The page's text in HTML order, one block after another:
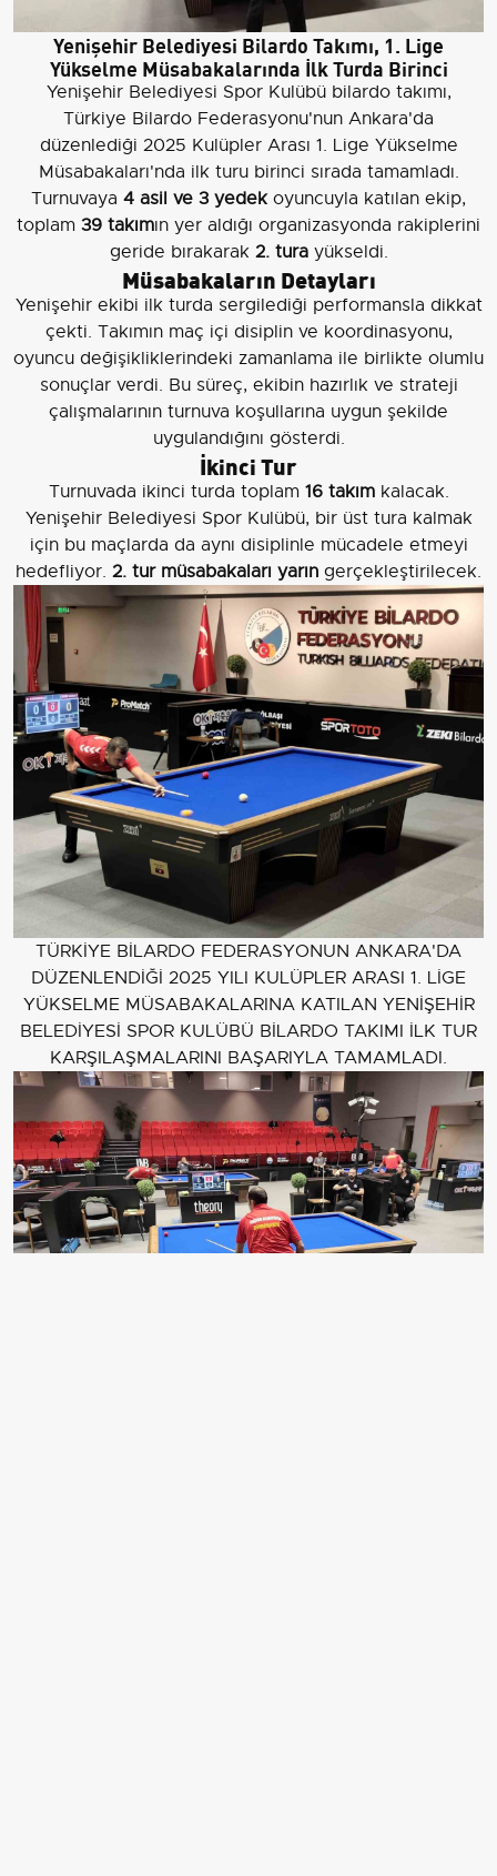
Yenişehir Belediyesi Bilardo Takımı, 1. Lige
Yükselme Müsabakalarında İlk Turda Birinci
Yenişehir Belediyesi Spor Kulübü bilardo takımı,
Türkiye Bilardo Federasyonu'nun Ankara'da
düzenlediği 2025 Kulüpler Arası 1. Lige Yükselme
Müsabakaları'nda ilk turu birinci sırada tamamladı.
Turnuvaya 4 asil ve 3 yedekoyuncuyla katılan ekip,
toplam 39 takımın yer aldığı organizasyonda rakiplerini
geride bırakarak 2. turayükseldi.
Müsabakaların Detayları
Yenişehir ekibi ilk turda sergilediği performansla dikkat
çekti. Takımın maç içi disiplin ve koordinasyonu,
oyuncu değişikliklerindeki zamanlama ile birlikte olumlu
sonuçlar verdi. Bu süreç, ekibin hazırlık ve strateji
çalışmalarının turnuva koşullarına uygun şekilde
uygulandığını gösterdi.
İkinci Tur
Turnuvada ikinci turda toplam 16 takımkalacak.
Yenişehir Belediyesi Spor Kulübü, bir üst tura kalmak
için bu maçlarda da aynı disiplinle mücadele etmeyi
hedefliyor. 2. tur müsabakaları yarın gerçekleştirilecek.
TÜRKİYE BİLARDO FEDERASYONUN ANKARA'DA
DÜZENLENDİĞİ 2025 YILI KULÜPLER ARASI 1. LİGE
YÜKSELME MÜSABAKALARINA KATILAN YENİŞEHİR
BELEDİYESİ SPOR KULÜBÜ BİLARDO TAKIMI İLK TUR
KARŞILAŞMALARINI BAŞARIYLA TAMAMLADI.